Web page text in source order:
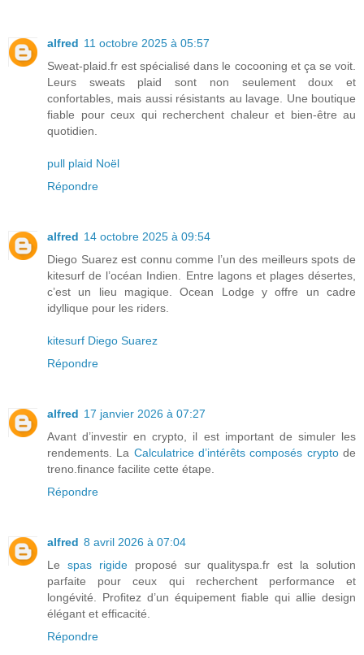
alfred 11 octobre 2025 à 05:57
Sweat-plaid.fr est spécialisé dans le cocooning et ça se voit.
Leurs sweats plaid sont non seulement doux et
confortables, mais aussi résistants au lavage. Une boutique
fiable pour ceux qui recherchent chaleur et bien-être au
quotidien.
pull plaid Noël
Répondre
alfred 14 octobre 2025 à 09:54
Diego Suarez est connu comme l’un des meilleurs spots de
kitesurf de l’océan Indien. Entre lagons et plages désertes,
c’est un lieu magique. Ocean Lodge y offre un cadre
idyllique pour les riders.
kitesurf Diego Suarez
Répondre
alfred 17 janvier 2026 à 07:27
Avant d’investir en crypto, il est important de simuler les
rendements. La Calculatrice d’intérêts composés cryptode
treno.finance facilite cette étape.
Répondre
alfred 8 avril 2026 à 07:04
Le spas rigideproposé sur qualityspa.fr est la solution
parfaite pour ceux qui recherchent performance et
longévité. Profitez d’un équipement fiable qui allie design
élégant et efficacité.
Répondre